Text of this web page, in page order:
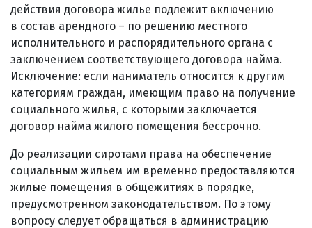
действия договора жилье подлежит включению
в состав арендного – по решению местного
исполнительного и распорядительного органа с
заключением соответствующего договора найма.
Исключение: если наниматель относится к другим
категориям граждан, имеющим право на получение
социального жилья, с которыми заключается
договор найма жилого помещения бессрочно.
До реализации сиротами права на обеспечение
социальным жильем им временно предоставляются
жилые помещения в общежитиях в порядке,
предусмотренном законодательством. По этому
вопросу следует обращаться в администрацию